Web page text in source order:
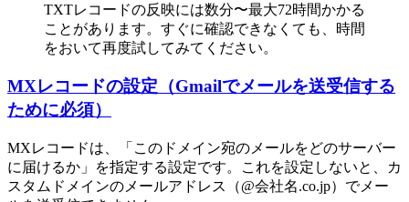
TXTレコードの反映には数分〜最大72時間かかる
ことがあります。すぐに確認できなくても、時間
をおいて再度試してみてください。
MXレコードの設定（Gmailでメールを送受信する
ために必須）
MXレコードは、「このドメイン宛のメールをどのサーバー
に届けるか」を指定する設定です。これを設定しないと、カ
スタムドメインのメールアドレス（@会社名.co.jp）でメー